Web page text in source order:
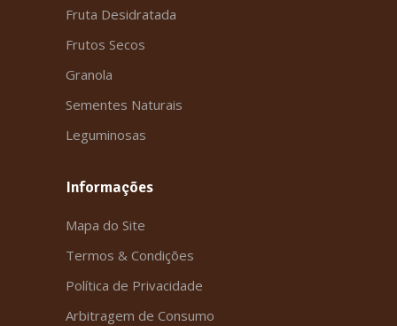
Fruta Desidratada
Frutos Secos
Granola
Sementes Naturais
Leguminosas
Informações
Mapa do Site
Termos & Condições
Política de Privacidade
Arbitragem de Consumo